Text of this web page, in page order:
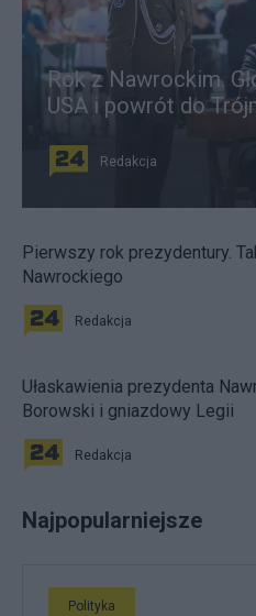
Rok z Nawrockim.
USA i powrót do
Redakcja
Pierwszy rok prezydentury.
Nawrockiego
Redakcja
Ułaskawienia prezydenta
Borowski i gniazdowy Legii
Redakcja
Najpopularniejsze
Polityka